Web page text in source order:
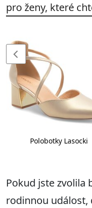
pro ženy, které
Polobotky Lasocki
Pokud jste zvolila
rodinnou událost,